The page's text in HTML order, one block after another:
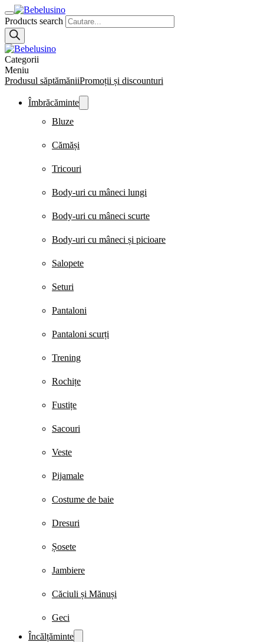
Products search
Categorii
Meniu
Produsul săptămăniiPromoții și discounturi
Îmbrăcăminte
Bluze
Cămăși
Tricouri
Body-uri cu mâneci lungi
Body-uri cu mâneci scurte
Body-uri cu mâneci și picioare
Salopete
Seturi
Pantaloni
Pantaloni scurți
Trening
Rochițe
Fustițe
Sacouri
Veste
Pijamale
Costume de baie
Dresuri
Șosete
Jambiere
Căciuli și Mănuși
Geci
Încălțăminte